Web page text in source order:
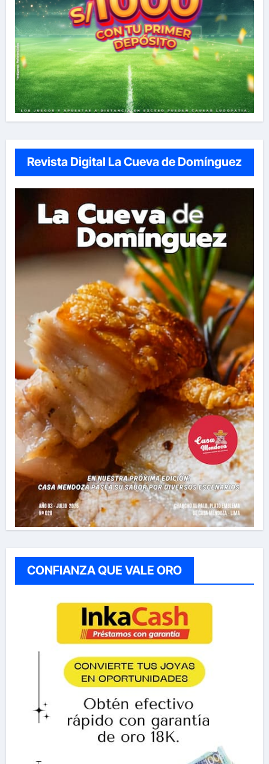
Revista Digital La Cueva de Domínguez
CONFIANZA QUE VALE ORO